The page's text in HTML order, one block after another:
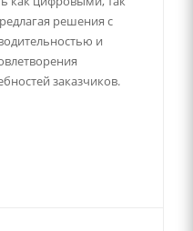
решения с
и
заказчиков.